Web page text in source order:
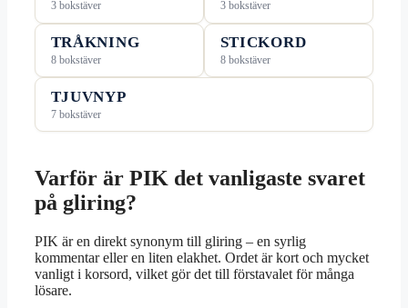
3 bokstäver 3 bokstäver
TRÅKNING
8 bokstäver
STICKORD
8 bokstäver
TJUVNYP
7 bokstäver
Varför är PIK det vanligaste svaret
på gliring?
PIK är en direkt synonym till gliring – en syrlig
kommentar eller en liten elakhet. Ordet är kort och mycket
vanligt i korsord, vilket gör det till förstavalet för många
lösare.